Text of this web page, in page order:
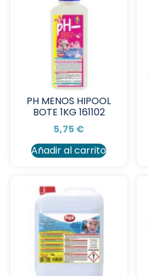
PH MENOS HIPOOL
BOTE 1KG 161102
5,75 €
Añadir al carrito